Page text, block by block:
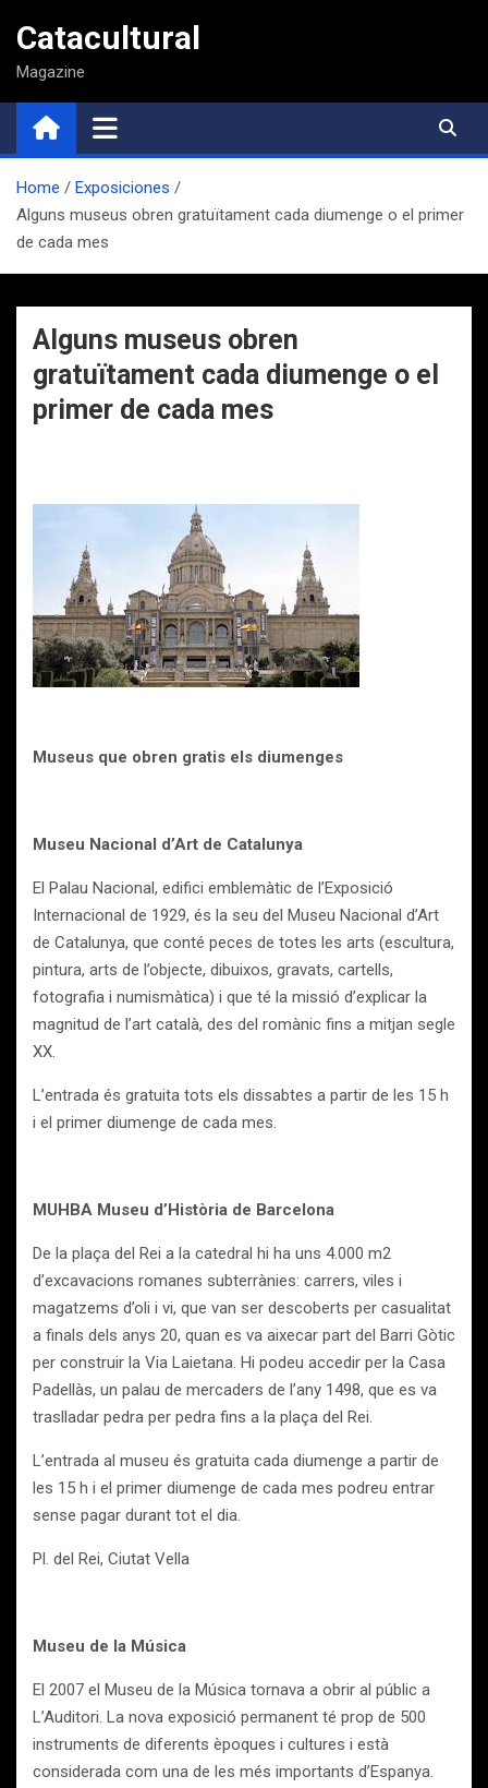
contenido
Catacultural
Magazine
Home
Exposiciones
Alguns museus obren gratuïtament cada diumenge o el primer
de cada mes
Alguns museus obren
gratuïtament cada diumenge o el
primer de cada mes
Museus que obren gratis els diumenges
Museu Nacional d’Art de Catalunya
El Palau Nacional, edifici emblemàtic de l’Exposició
Internacional de 1929, és la seu del Museu Nacional d’Art
de Catalunya, que conté peces de totes les arts (escultura,
pintura, arts de l’objecte, dibuixos, gravats, cartells,
fotografia i numismàtica) i que té la missió d’explicar la
magnitud de l’art català, des del romànic fins a mitjan segle
XX.
L’entrada és gratuita tots els dissabtes a partir de les 15 h
i el primer diumenge de cada mes.
MUHBA Museu d’Història de Barcelona
De la plaça del Rei a la catedral hi ha uns 4.000 m2
d’excavacions romanes subterrànies: carrers, viles i
magatzems d’oli i vi, que van ser descoberts per casualitat
a finals dels anys 20, quan es va aixecar part del Barri Gòtic
per construir la Via Laietana. Hi podeu accedir per la Casa
Padellàs, un palau de mercaders de l’any 1498, que es va
traslladar pedra per pedra fins a la plaça del Rei.
L’entrada al museu és gratuita cada diumenge a partir de
les 15 h i el primer diumenge de cada mes podreu entrar
sense pagar durant tot el dia.
Pl. del Rei, Ciutat Vella
Museu de la Música
El 2007 el Museu de la Música tornava a obrir al públic a
L’Auditori. La nova exposició permanent té prop de 500
instruments de diferents èpoques i cultures i està
considerada com una de les més importants d’Espanya.